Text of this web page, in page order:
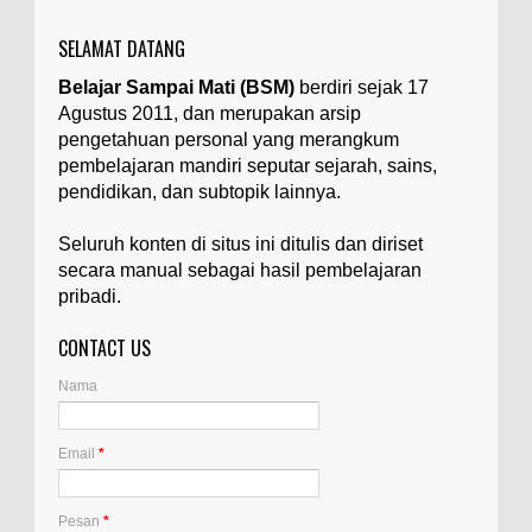
Apa yang Disebut Badan Golgi?
Ilustrasi/utakatikotak.com Badan Golgi (disebut
pula aparatus Golgi, kompleks Golgi, atau
diktiosom) adalah organel yang dikaitkan
denga...
Apakah UFO Benar-benar Ada?
Ilustrasi/istimewa Sebagian orang percaya UFO
UFO benar-benar tidak ada. Manakah yang
benar...
juga dikenal sebagai "jagung permata kaca",
adalah varietas unik dari tanaman jagung...
Apa Itu Artemia, dan Dimana Mereka
SELAMAT DATANG
Belajar Sampai Mati (BSM) berdiri sejak 17
Agustus 2011, dan merupakan arsip
pengetahuan personal yang merangkum
pembelajaran mandiri seputar sejarah, sains,
pendidikan, dan subtopik lainnya.
Seluruh konten di situs ini ditulis dan diriset
secara manual sebagai hasil pembelajaran
pribadi.
CONTACT US
Nama
Email *
Pesan *